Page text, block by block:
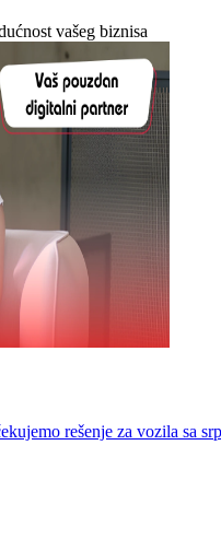
vašeg biznisa
rešenje za vozila sa